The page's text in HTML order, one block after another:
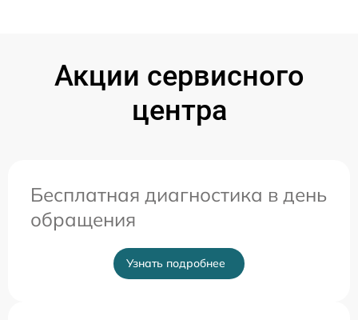
Акции сервисного
центра
Бесплатная диагностика в день
обращения
Узнать подробнее